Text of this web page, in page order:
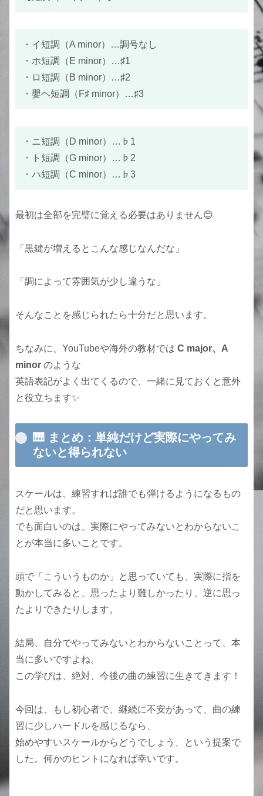
・イ短調（A minor）…調号なし
・ホ短調（E minor）…♯1
・ロ短調（B minor）…♯2
・嬰ヘ短調（F♯ minor）…♯3
・ニ短調（D minor）…♭1
・ト短調（G minor）…♭2
・ハ短調（C minor）…♭3
最初は全部を完璧に覚える必要はありません😊
「黒鍵が増えるとこんな感じなんだな」
「調によって雰囲気が少し違うな」
そんなことを感じられたら十分だと思います。
ちなみに、YouTubeや海外の教材では C major、A
minor のような
英語表記がよく出てくるので、一緒に見ておくと意外
と役立ちます✨
🎹 まとめ：単純だけど実際にやってみ
ないと得られない
スケールは、練習すれば誰でも弾けるようになるもの
だと思います。
でも面白いのは、実際にやってみないとわからないこ
とが本当に多いことです。
頭で「こういうものか」と思っていても、実際に指を
動かしてみると、思ったより難しかったり、逆に思っ
たよりできたりします。
結局、自分でやってみないとわからないことって、本
当に多いですよね。
この学びは、絶対、今後の曲の練習に生きてきます！
今回は、もし初心者で、継続に不安があって、曲の練
習に少しハードルを感じるなら、
始めやすいスケールからどうでしょう、という提案で
した。何かのヒントになれば幸いです。